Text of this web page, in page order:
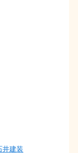
井建装